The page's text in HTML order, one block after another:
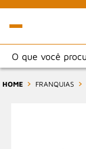
HOME FRANQUIAS